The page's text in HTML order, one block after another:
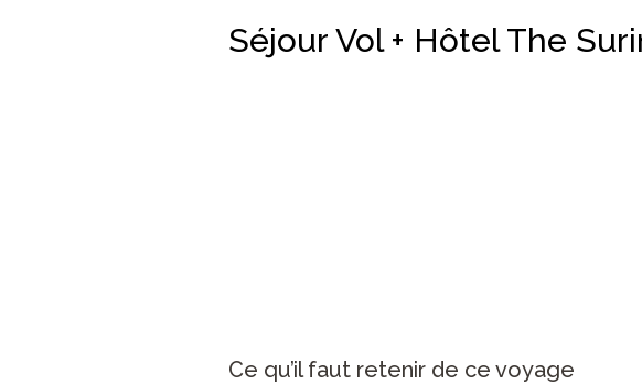
Séjour Vol + Hôtel The
Ce qu’il faut retenir de ce voyage